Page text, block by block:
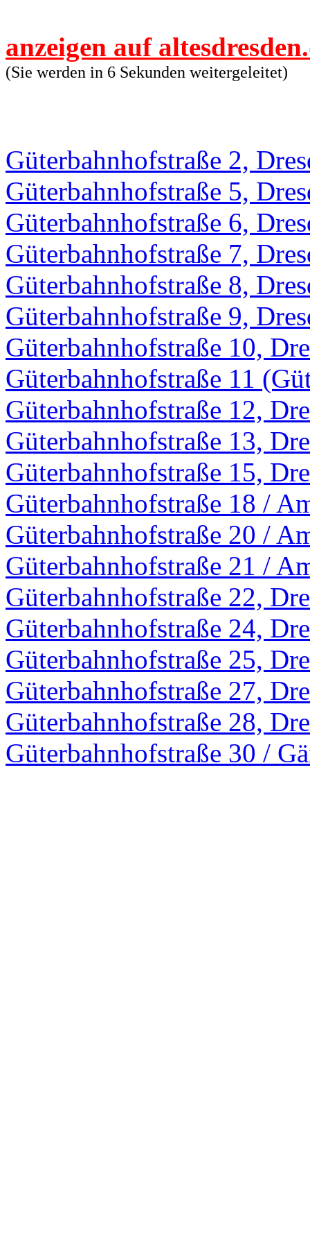
anzeigen auf
(Sie werden in 6 Sekunden weitergeleitet)
Güterbahnhofstraße 2,
Güterbahnhofstraße 5,
Güterbahnhofstraße 6,
Güterbahnhofstraße 7,
Güterbahnhofstraße 8,
Güterbahnhofstraße 9,
Güterbahnhofstraße 10,
Güterbahnhofstraße 11
Güterbahnhofstraße 12,
Güterbahnhofstraße 13,
Güterbahnhofstraße 15,
Güterbahnhofstraße 18 /
Güterbahnhofstraße 20 /
Güterbahnhofstraße 21 /
Güterbahnhofstraße 22,
Güterbahnhofstraße 24,
Güterbahnhofstraße 25,
Güterbahnhofstraße 27,
Güterbahnhofstraße 28,
Güterbahnhofstraße 30 /